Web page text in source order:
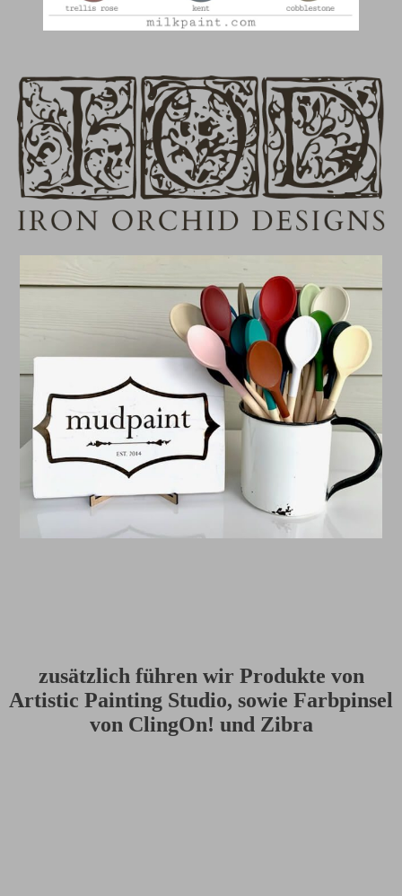
zusätzlich führen wir Produkte von
Artistic Painting Studio, sowie Farbpinsel
von ClingOn! und Zibra